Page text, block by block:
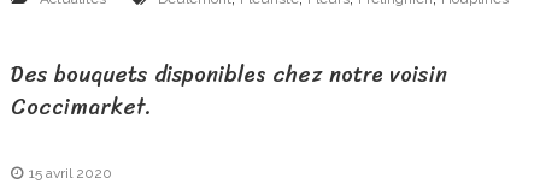
Des bouquets disponibles chez notre voisin
Coccimarket.
15 avril 2020